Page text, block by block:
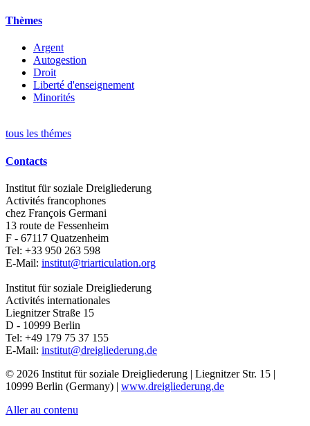
Thèmes
Argent
Autogestion
Droit
Liberté d'enseignement
Minorités
tous les thémes
Contacts
Institut für soziale Dreigliederung
Activités francophones
chez François Germani
13 route de Fessenheim
F - 67117 Quatzenheim
Tel: +33 950 263 598
E-Mail: institut@triarticulation.org
Institut für soziale Dreigliederung
Activités internationales
Liegnitzer Straße 15
D - 10999 Berlin
Tel: +49 179 75 37 155
E-Mail: institut@dreigliederung.de
© 2026 Institut für soziale Dreigliederung | Liegnitzer Str. 15 |
10999 Berlin (Germany) | www.dreigliederung.de
Aller au contenu